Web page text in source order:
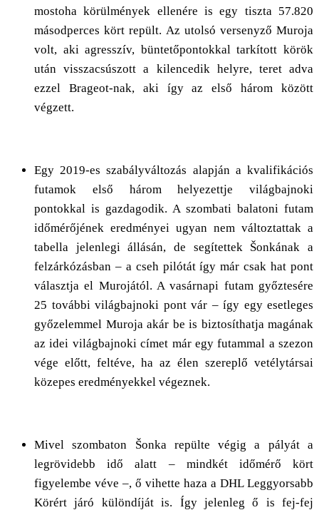
mostoha körülmények ellenére is egy tiszta 57.820
másodperces kört repült. Az utolsó versenyző Muroja
volt, aki agresszív, büntetőpontokkal tarkított körök
után visszacsúszott a kilencedik helyre, teret adva
ezzel Brageot-nak, aki így az első három között
végzett.
Egy 2019-es szabályváltozás alapján a kvalifikációs
futamok első három helyezettje világbajnoki
pontokkal is gazdagodik. A szombati balatoni futam
időmérőjének eredményei ugyan nem változtattak a
tabella jelenlegi állásán, de segítettek Šonkának a
felzárkózásban – a cseh pilótát így már csak hat pont
választja el Murojától. A vasárnapi futam győztesére
25 további világbajnoki pont vár – így egy esetleges
győzelemmel Muroja akár be is biztosíthatja magának
az idei világbajnoki címet már egy futammal a szezon
vége előtt, feltéve, ha az élen szereplő vetélytársai
közepes eredményekkel végeznek.
Mivel szombaton Šonka repülte végig a pályát a
legrövidebb idő alatt – mindkét időmérő kört
figyelembe véve –, ő vihette haza a DHL Leggyorsabb
Körért járó különdíját is. Így jelenleg ő is fej-fej